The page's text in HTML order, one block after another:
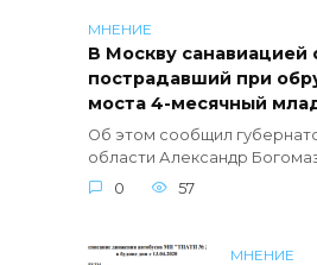
МНЕНИЕ
В Москву санавиацией
пострадавший при
моста 4-месячный
Об этом сообщил
области Александр
0
57
МНЕНИЕ